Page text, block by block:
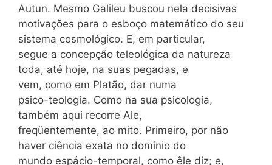
Autun. Mesmo Galileu buscou nela decisivas
motivações para o esboço matemático do seu
sistema cosmológico. E, em particular,
segue a concepção teleológica da natureza
toda, até hoje, na suas pegadas, e
vem, como em Platão, dar numa
psico-teologia. Como na sua psicologia,
também aqui recorre Ale,
freqüentemente, ao mito. Primeiro, por não
haver ciência exata no domínio do
mundo espácio-temporal, como êle diz; e,